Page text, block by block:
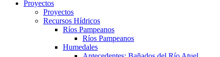
Proyectos
Proyectos
Recursos Hídricos
Ríos Pampeanos
Ríos Pampeanos
Humedales